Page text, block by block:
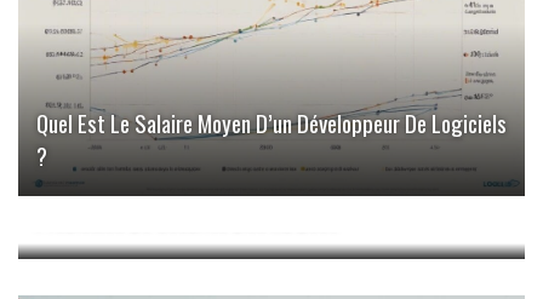
Quel Est Le Salaire Moyen D’un Développeur De Logiciels
?
Échec De Démarrage Sécurisé : Comprendre Les